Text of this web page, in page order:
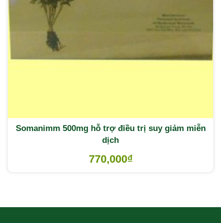
Somanimm 500mg hỗ trợ điều trị suy giảm miễn
dịch
770,000₫